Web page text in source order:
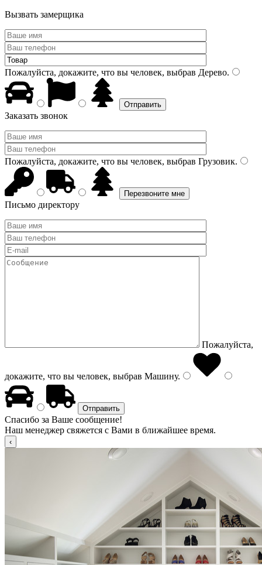
Вызвать замерщика
Пожалуйста, докажите, что вы человек, выбрав Дерево.
Заказать звонок
Пожалуйста, докажите, что вы человек, выбрав Грузовик.
Письмо директору
Пожалуйста,
докажите, что вы человек, выбрав Машину.
Спасибо за Ваше сообщение!
Наш менеджер свяжется с Вами в ближайшее время.